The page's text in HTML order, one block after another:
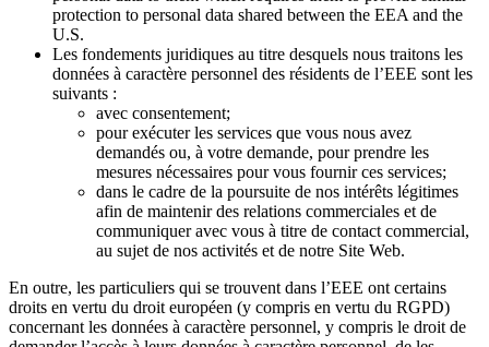
protection to personal data shared between the EEA and the
U.S.
Les fondements juridiques au titre desquels nous traitons les
données à caractère personnel des résidents de l’EEE sont les
suivants :
avec consentement;
pour exécuter les services que vous nous avez
demandés ou, à votre demande, pour prendre les
mesures nécessaires pour vous fournir ces services;
dans le cadre de la poursuite de nos intérêts légitimes
afin de maintenir des relations commerciales et de
communiquer avec vous à titre de contact commercial,
au sujet de nos activités et de notre Site Web.
En outre, les particuliers qui se trouvent dans l’EEE ont certains
droits en vertu du droit européen (y compris en vertu du RGPD)
concernant les données à caractère personnel, y compris le droit de